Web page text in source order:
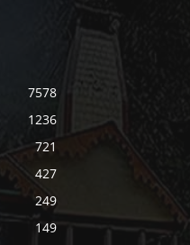
7578
1236
721
427
249
149